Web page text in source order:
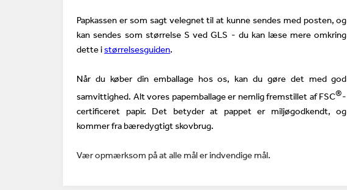
Papkassen er som sagt velegnet til at kunne sendes med posten, og
kan sendes som størrelse S ved GLS - du kan læse mere omkring
dette istørrelsesguiden.
Når du køber din emballage hos os, kan du gøre det med god
samvittighed. Alt vores papemballage er nemlig fremstillet af FSC®-
certificeret papir. Det betyder at pappet er miljøgodkendt, og
kommer fra bæredygtigt skovbrug.
Vær opmærksom på at alle mål er indvendige mål.